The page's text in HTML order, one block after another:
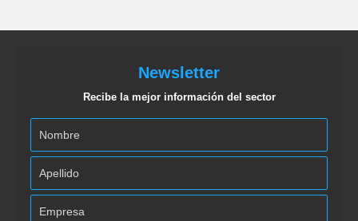
Newsletter
Recibe la mejor información del sector